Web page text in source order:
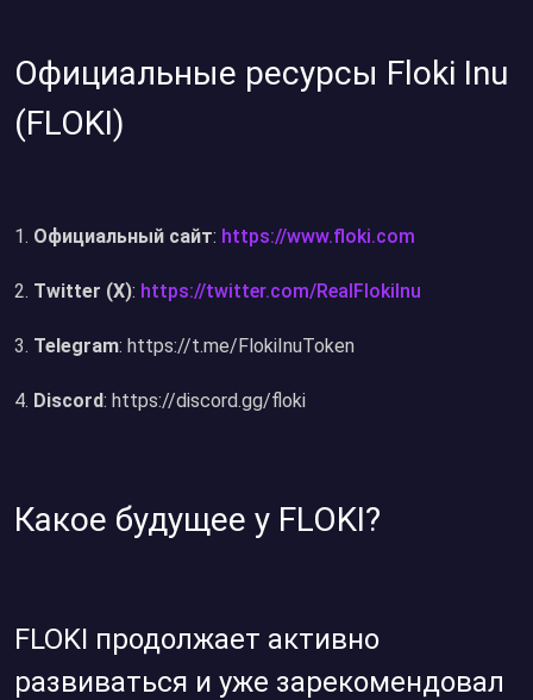
Официальные ресурсы Floki Inu
(FLOKI)
Официальный сайт: https://www.floki.com
Twitter (X): https://twitter.com/RealFlokiInu
Telegram: https://t.me/FlokiInuToken
Discord: https://discord.gg/floki
Какое будущее у FLOKI?
FLOKI продолжает активно
развиваться и уже зарекомендовал